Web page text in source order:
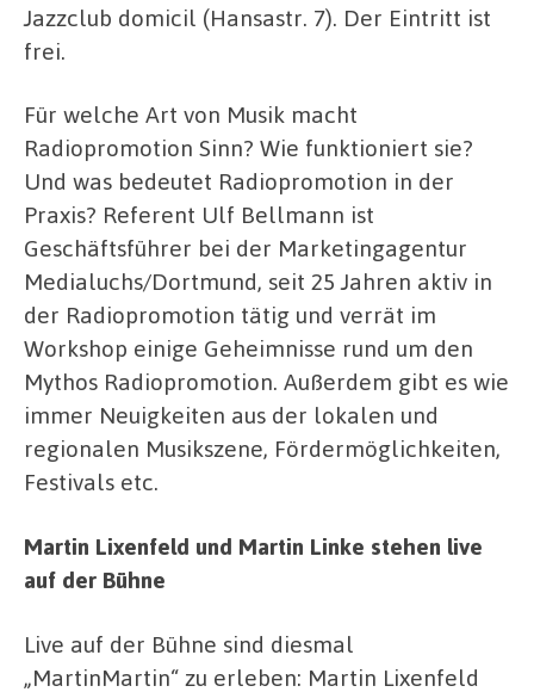
Jazzclub domicil (Hansastr. 7). Der Eintritt ist
frei.
Für welche Art von Musik macht
Radiopromotion Sinn? Wie funktioniert sie?
Und was bedeutet Radiopromotion in der
Praxis? Referent Ulf Bellmann ist
Geschäftsführer bei der Marketingagentur
Medialuchs/Dortmund, seit 25 Jahren aktiv in
der Radiopromotion tätig und verrät im
Workshop einige Geheimnisse rund um den
Mythos Radiopromotion. Außerdem gibt es wie
immer Neuigkeiten aus der lokalen und
regionalen Musikszene, Fördermöglichkeiten,
Festivals etc.
Martin Lixenfeld und Martin Linke stehen live
auf der Bühne
Live auf der Bühne sind diesmal
„MartinMartin“ zu erleben: Martin Lixenfeld